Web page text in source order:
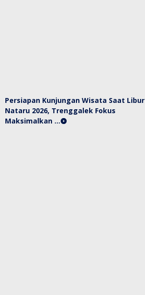
Persiapan Kunjungan Wisata Saat Libur
Nataru 2026, Trenggalek Fokus
Maksimalkan …